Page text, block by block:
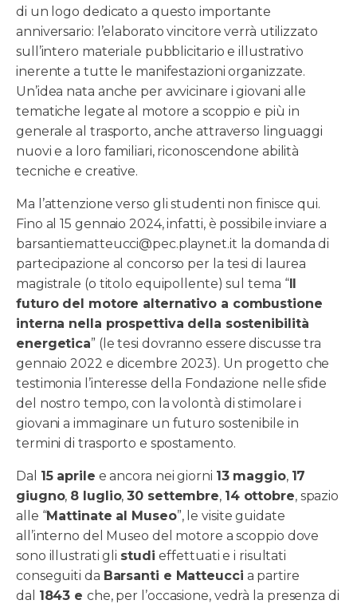
di un logo dedicato a questo importante
anniversario: l’elaborato vincitore verrà utilizzato
sull’intero materiale pubblicitario e illustrativo
inerente a tutte le manifestazioni organizzate.
Un’idea nata anche per avvicinare i giovani alle
tematiche legate al motore a scoppio e più in
generale al trasporto, anche attraverso linguaggi
nuovi e a loro familiari, riconoscendone abilità
tecniche e creative.
Ma l’attenzione verso gli studenti non finisce qui.
Fino al 15 gennaio 2024, infatti, è possibile inviare a
barsantiematteucci@pec.playnet.it la domanda di
partecipazione al concorso per la tesi di laurea
magistrale (o titolo equipollente) sul tema “Il
futuro del motore alternativo a combustione
interna nella prospettiva della sostenibilità
energetica” (le tesi dovranno essere discusse tra
gennaio 2022 e dicembre 2023). Un progetto che
testimonia l’interesse della Fondazione nelle sfide
del nostro tempo, con la volontà di stimolare i
giovani a immaginare un futuro sostenibile in
termini di trasporto e spostamento.
Dal 15 aprile e ancora nei giorni 13 maggio, 17
giugno, 8 luglio,30 settembre, 14 ottobre, spazio
alle “Mattinate al Museo”, le visite guidate
all’interno del Museo del motore a scoppio dove
sono illustrati gli studi effettuati e i risultati
conseguiti da Barsanti e Matteucci a partire
dal 1843 e che, per l’occasione, vedrà la presenza di